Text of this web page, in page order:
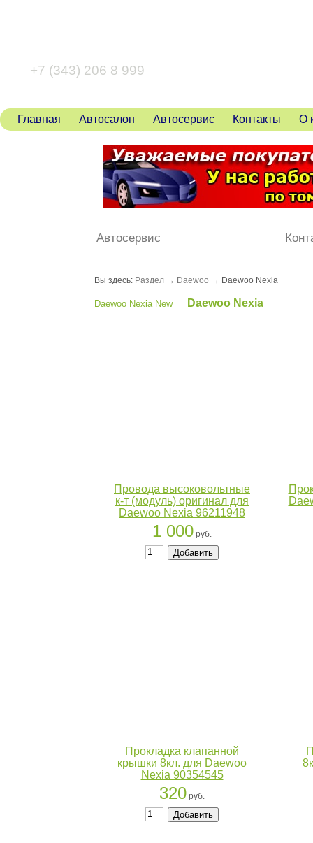
+7 (343) 206 8 999
Главная Автосалон Автосервис Контакты О
Автосервис
Вы здесь: Раздел→ Daewoo → Daewoo Nexia
Daewoo Nexia New Daewoo Nexia
Провода высоковольтные
к-т (модуль) оригинал для
Daewoo Nexia 96211948
1 000 руб.
Прокладка клапанной
крышки 8кл. для Daewoo
Nexia 90354545
320 руб.